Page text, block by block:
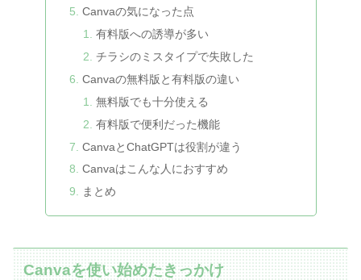
Canvaの気になった点
有料版への誘導が多い
チラシのミスタイプで失敗した
Canvaの無料版と有料版の違い
無料版でも十分使える
有料版で便利だった機能
CanvaとChatGPTは役割が違う
Canvaはこんな人におすすめ
まとめ
Canvaを使い始めたきっかけ